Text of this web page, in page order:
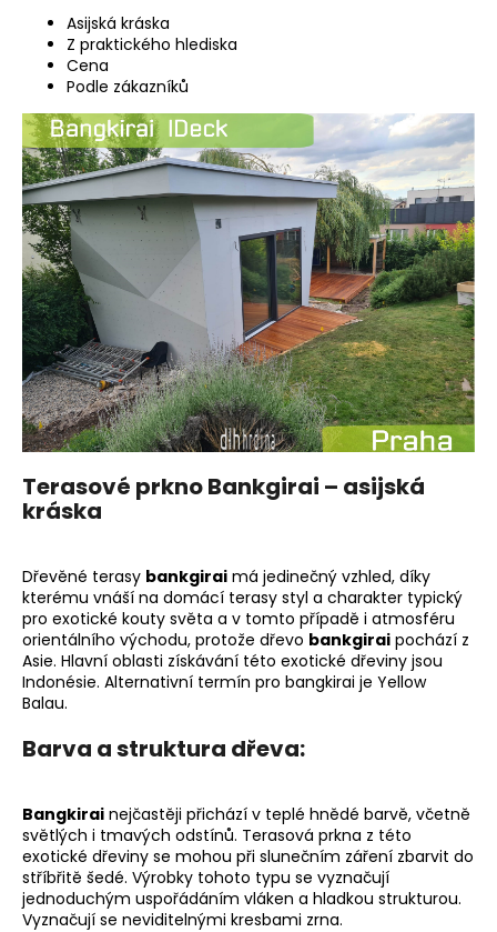
Asijská kráska
Z praktického hlediska
Cena
Podle zákazníků
Terasové prkno Bankgirai – asijská
kráska
Dřevěné terasy bankgirai má jedinečný vzhled, díky
kterému vnáší na domácí terasy styl a charakter typický
pro exotické kouty světa a v tomto případě i atmosféru
orientálního východu, protože dřevo bankgirai pochází z
Asie. Hlavní oblasti získávání této exotické dřeviny jsou
Indonésie. Alternativní termín pro bangkirai je Yellow
Balau.
Barva a struktura dřeva:
Bangkirai nejčastěji přichází v teplé hnědé barvě, včetně
světlých i tmavých odstínů. Terasová prkna z této
exotické dřeviny se mohou při slunečním záření zbarvit do
stříbřitě šedé. Výrobky tohoto typu se vyznačují
jednoduchým uspořádáním vláken a hladkou strukturou.
Vyznačují se neviditelnými kresbami zrna.
TCLIP
T&G
125
MM
424,70
Kč